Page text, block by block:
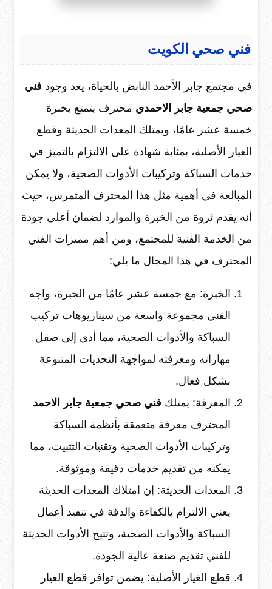
فني صحي الكويت
في مجتمع جابر الأحمد النابض بالحياة، يعد وجود فني
صحي جمعية جابر الاحمدي محترف يتمتع بخبرة
خمسة عشر عامًا، ويمتلك المعدات الحديثة وقطع
الغيار الأصلية، بمثابة شهادة على الالتزام بالتميز في
خدمات السباكة وتركيبات الأدوات الصحية، ولا يمكن
المبالغة في أهمية مثل هذا المحترف المتمرس، حيث
أنه يقدم ثروة من الخبرة والموارد لضمان أعلى جودة
من الخدمة الفنية للمجتمع، ومن أهم مميزات الفني
المحترف في هذا المجال ما يلي:
الخبرة: مع خمسة عشر عامًا من الخبرة، واجه
الفني مجموعة واسعة من سيناريوهات تركيب
السباكة والأدوات الصحية، مما أدى إلى صقل
مهاراته ومعرفته لمواجهة التحديات المتنوعة
بشكل فعال.
المعرفة: يمتلك فني صحي جمعية جابر الاحمد
المحترف معرفة متعمقة بأنظمة السباكة
وتركيبات الأدوات الصحية وتقنيات التثبيت، مما
يمكنه من تقديم خدمات دقيقة وموثوقة.
المعدات الحديثة: إن امتلاك المعدات الحديثة
يعني الالتزام بالكفاءة والدقة في تنفيذ أعمال
السباكة والأدوات الصحية، وتتيح الأدوات الحديثة
للفني تقديم صنعة عالية الجودة.
قطع الغيار الأصلية: يضمن توافر قطع الغيار